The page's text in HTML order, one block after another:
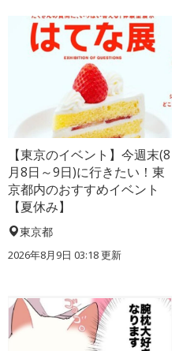
【東京のイベント】今週末(8
月8日～9日)に行きたい！東
京都内のおすすめイベント
【夏休み】
東京都
2026年8月9日 03:18更新